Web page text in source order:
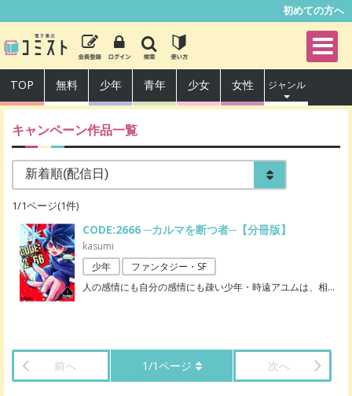
初めての方へ
TOP 無料 少年 青年 少女 女性 ジャンル
キャンペーン作品一覧
1/1ページ(1件)
CODE:2666 ─カルマを断つ者─【分冊版】
kasumi
少年
ファンタジー・SF
人の感情にも自分の感情にも疎い少年・時遠アユムは、相…
前へ 1/1ページ 次へ